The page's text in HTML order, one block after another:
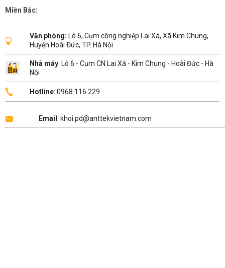
Miền Bắc:
Văn phòng: Lô 6, Cụm công nghiệp Lai Xá, Xã Kim Chung,
Huyện Hoài Đức, TP. Hà Nội
Nhà máy: Lô 6 - Cụm CN Lai Xá - Kim Chung - Hoài Đức - Hà
Nội
Hotline: 0968.116.229
Email : khoi.pd@anttekvietnam.com